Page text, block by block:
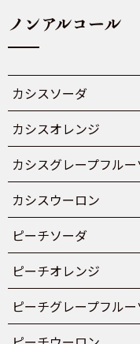
ノンアルコール
カシスソーダ
カシスオレンジ
カシスグレープフルー
カシスウーロン
ピーチソーダ
ピーチオレンジ
ピーチグレープフルー